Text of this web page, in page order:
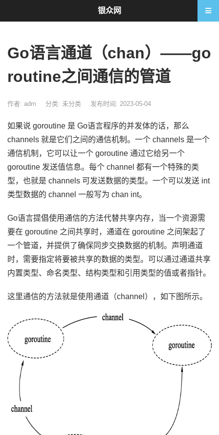
Go语言通道（chan）——go
routine之间通信的管道
作者: adm 分类: 未分类 发布时间: 2023-05-04
如果说 goroutine 是 Go语言程序的并发体的话，那么
channels 就是它们之间的通信机制。一个 channels 是一个
通信机制，它可以让一个 goroutine 通过它给另一个
goroutine 发送值信息。每个 channel 都有一个特殊的类
型，也就是 channels 可发送数据的类型。一个可以发送 int
类型数据的 channel 一般写为 chan int。
Go语言提倡使用通信的方法代替共享内存，当一个资源需
要在 goroutine 之间共享时，通道在 goroutine 之间架起了
一个管道，并提供了确保同步交换数据的机制。声明通道
时，需要指定将要被共享的数据的类型。可以通过通道共享
内置类型、命名类型、结构类型和引用类型的值或者指针。
这里通信的方法就是使用通道（channel），如下图所示。
银众网